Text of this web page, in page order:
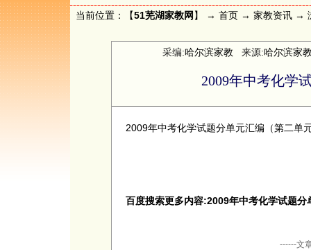
当前位置：【51芜湖家教网 】 → 首页 → 家教资讯 →
采编:哈尔滨家教 来源:哈尔滨家
2009年中考化学
2009年中考化学试题分单元汇编（第二单
百度搜索更多内容:2009年中考化学试题分
------文